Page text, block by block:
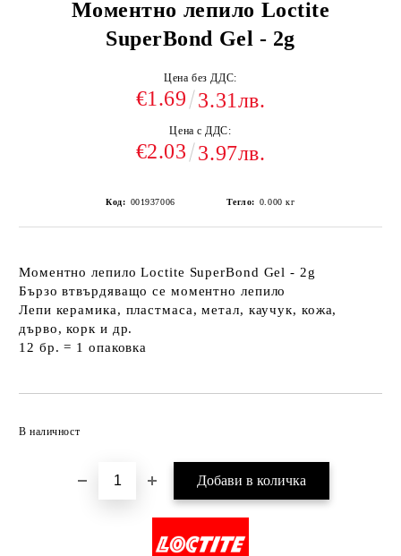
Моментно лепило Loctite
SuperBond Gel - 2g
Цена без ДДС:
€1.69 3.31лв.
Цена с ДДС:
€2.03 3.97лв.
Код: 001937006 Тегло: 0.000 кг
Моментно лепило Loctite SuperBond Gel - 2g
Бързо втвърдяващо се моментно лепило
Лепи керамика, пластмаса, метал, каучук, кожа,
дърво, корк и др.
12 бр. = 1 опаковка
В наличност